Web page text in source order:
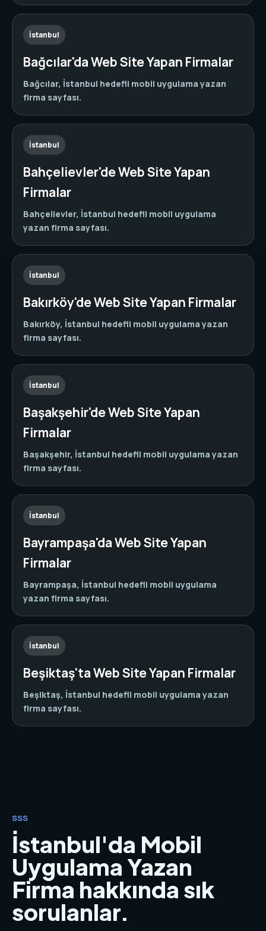
İstanbul
Bağcılar'da Web Site Yapan Firmalar
Bağcılar, İstanbul hedefli mobil uygulama yazan
firma sayfası.
İstanbul
Bahçelievler'de Web Site Yapan
Firmalar
Bahçelievler, İstanbul hedefli mobil uygulama
yazan firma sayfası.
İstanbul
Bakırköy'de Web Site Yapan Firmalar
Bakırköy, İstanbul hedefli mobil uygulama yazan
firma sayfası.
İstanbul
Başakşehir'de Web Site Yapan
Firmalar
Başakşehir, İstanbul hedefli mobil uygulama yazan
firma sayfası.
İstanbul
Bayrampaşa'da Web Site Yapan
Firmalar
Bayrampaşa, İstanbul hedefli mobil uygulama
yazan firma sayfası.
İstanbul
Beşiktaş'ta Web Site Yapan Firmalar
Beşiktaş, İstanbul hedefli mobil uygulama yazan
firma sayfası.
SSS
İstanbul'da Mobil
Uygulama Yazan
Firma hakkında sık
sorulanlar.